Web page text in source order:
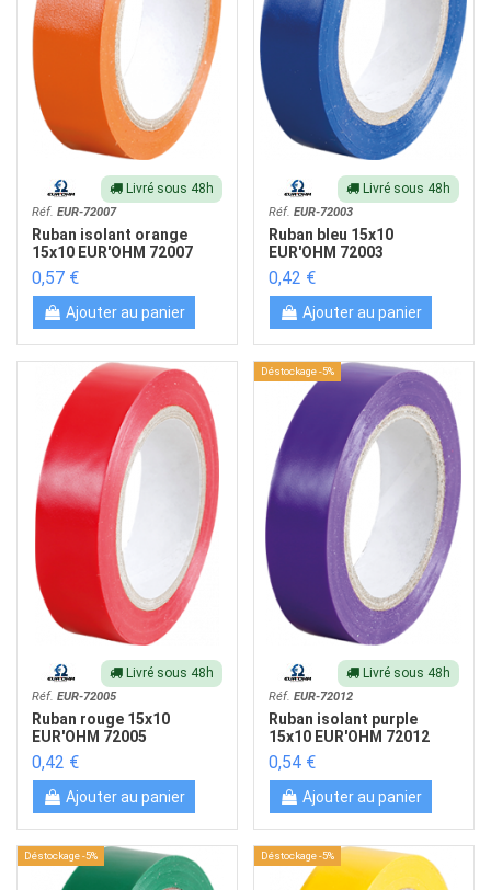
Livré sous 48h
Réf.EUR-72007
Ruban isolant orange
15x10 EUR'OHM 72007
0,57 €
Ajouter au panier
Livré sous 48h
Réf.EUR-72003
Ruban bleu 15x10
EUR'OHM 72003
0,42 €
Ajouter au panier
Livré sous 48h
Réf.EUR-72005
Ruban rouge 15x10
EUR'OHM 72005
0,42 €
Ajouter au panier
Déstockage -5%
Livré sous 48h
Réf.EUR-72012
Ruban isolant purple
15x10 EUR'OHM 72012
0,54 €
Ajouter au panier
Déstockage -5% Déstockage -5%